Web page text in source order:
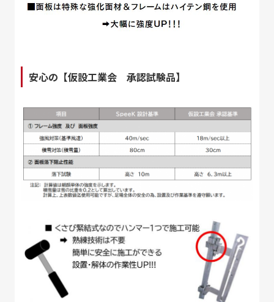
安心の【仮設工業会 承認試験品】